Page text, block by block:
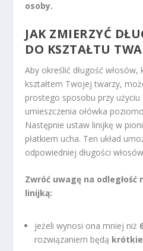
osoby.
JAK ZMIERZYĆ
DO KSZTAŁTU
Aby określić długość
kształtem Twojej twarzy,
prostego sposobu przy użyciu
umieszczenia ołówka
Następnie ustaw linijkę w
płatkiem ucha. Ten układ
odpowiedniej długości
Zwróć uwagę na odległość
linijką:
jeżeli wynosi ona mniej niż
rozwiązaniem będą